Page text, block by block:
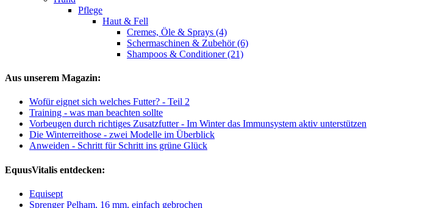
Pflege
Haut & Fell
Cremes, Öle & Sprays (4)
Schermaschinen & Zubehör (6)
Shampoos & Conditioner (21)
Aus unserem Magazin:
Wofür eignet sich welches Futter? - Teil 2
Training - was man beachten sollte
Vorbeugen durch richtiges Zusatzfutter - Im Winter das Immunsystem aktiv unterstützen
Die Winterreithose - zwei Modelle im Überblick
Anweiden - Schritt für Schritt ins grüne Glück
EquusVitalis entdecken:
Equisept
Sprenger Pelham, 16 mm, einfach gebrochen